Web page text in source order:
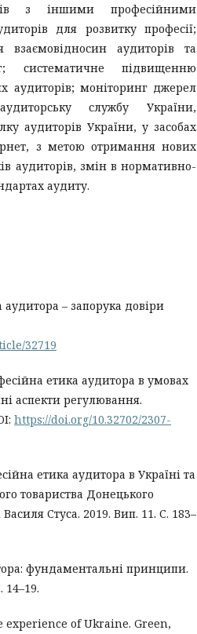
з іншими професійними
для розвитку професії;
аудиторів та
систематичне підвищенню
аудиторів; моніторинг джерел
службу України,
аудиторів України, у засобах
з метою отримання нових
аудиторів, змін в нормативно-
аудиту.
– запорука довіри
32719
етика аудитора в умовах
аспекти регулювання.
https://doi.org/10.32702/2307-
етика аудитора в Україні та
товариства Донецького
Стуса. 2019. Вип. 11. С. 183–
фундаментальні принципи.
of Ukraine. Green,